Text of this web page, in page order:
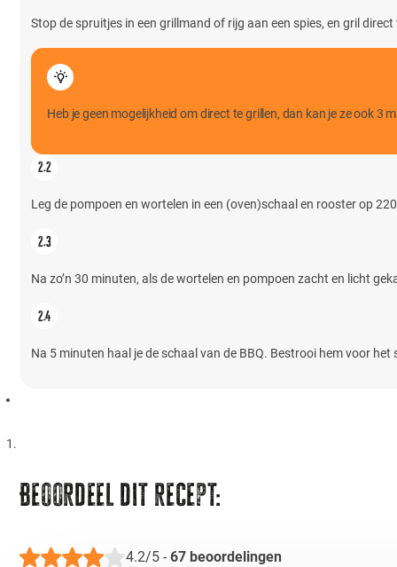
Stop de spruitjes in een grillmand of rijg aan een spies, en gril
Heb je geen mogelijkheid om direct te grillen, dan kan je ze ook 3
Leg de pompoen en wortelen in een (oven)schaal en rooster op
Na zo’n 30 minuten, als de wortelen en pompoen zacht en licht
Na 5 minuten haal je de schaal van de BBQ. Bestrooi hem voor
Beoordeel dit recept:
4.2/5- 67beoordelingen